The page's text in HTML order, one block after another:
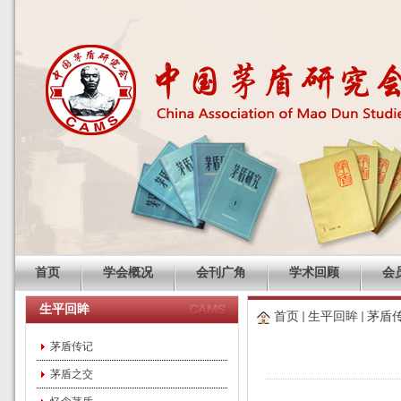
首页 学会概况 会刊广角 学术回顾 会
生平回眸
茅盾传记
茅盾之交
首页 生平回眸 茅盾